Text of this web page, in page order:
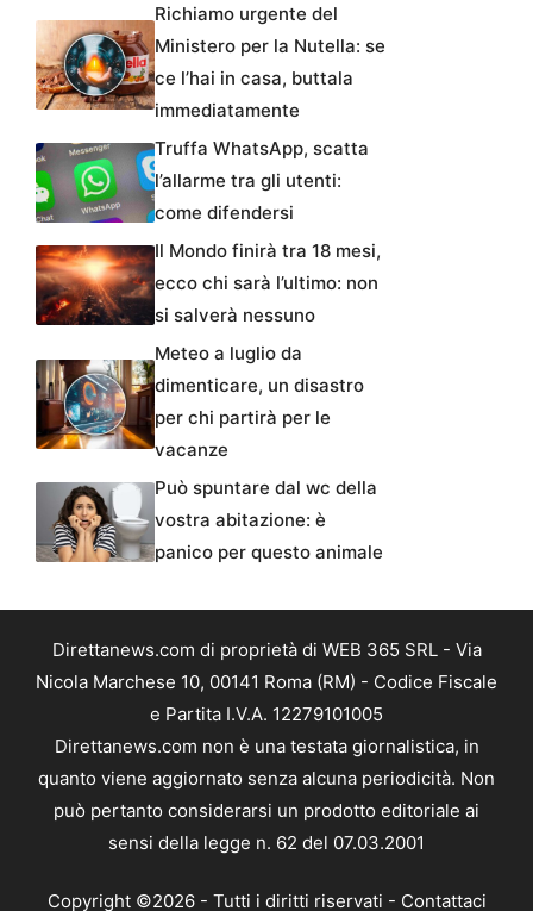
Richiamo urgente del
Ministero per la Nutella: se
ce l’hai in casa, buttala
immediatamente
Truffa WhatsApp, scatta
l’allarme tra gli utenti:
come difendersi
Il Mondo finirà tra 18 mesi,
ecco chi sarà l’ultimo: non
si salverà nessuno
Meteo a luglio da
dimenticare, un disastro
per chi partirà per le
vacanze
Può spuntare dal wc della
vostra abitazione: è
panico per questo animale
Direttanews.com di proprietà di WEB 365 SRL - Via
Nicola Marchese 10, 00141 Roma (RM) - Codice Fiscale
e Partita I.V.A. 12279101005
Direttanews.com non è una testata giornalistica, in
quanto viene aggiornato senza alcuna periodicità. Non
può pertanto considerarsi un prodotto editoriale ai
sensi della legge n. 62 del 07.03.2001
Copyright ©2026 - Tutti i diritti riservati - Contattaci